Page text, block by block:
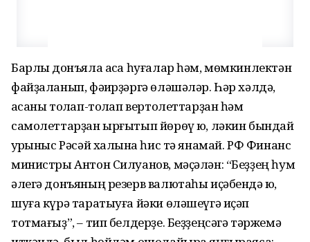
Барлыҡ донъяла аҡса һуғалар һәм, мөмкинлектән
файҙаланып, фәҡирҙәргә өләшәләр. Һәр хәлдә,
аҡсаны тоҡлап-тоҡлап вертолеттарҙан һәм
самолеттарҙан ырғытып йөрөү юҡ, ләкин бындай
ҡурҡыныс Рәсәй халҡына һис тә янамай. РФ Финанс
министры Антон Силуанов, мәҫәлән: “Беҙҙең һум
әлегә донъяның резерв валютаһы иҫәбендә юҡ,
шуға күрә таратыуға йәки өләшеүгә иҫәп
тотмағыҙ”, – тип белдерҙе. Беҙҙеңсәгә тәржемә